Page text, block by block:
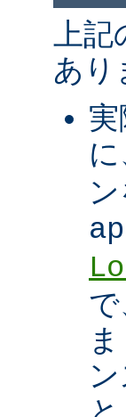
上
あり